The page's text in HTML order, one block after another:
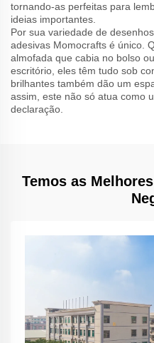
tornando-as perfeitas para
ideias importantes.
Por sua variedade de
adesivas Momocrafts é único.
almofada que cabia no bolso
escritório, eles têm tudo sob
brilhantes também dão um
assim, este não só atua como
declaração.
Temos as